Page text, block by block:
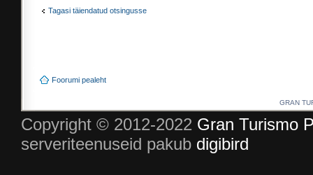
Tagasi täiendatud otsingusse
Foorumi pealeht
GRAN
Copyright © 2012-2022 Gran Turismo
serveriteenuseid pakub digibird